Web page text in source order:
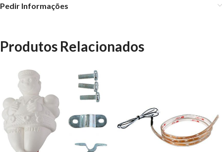
Pedir Informações
Produtos Relacionados